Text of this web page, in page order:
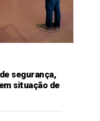
segurança,
situação de